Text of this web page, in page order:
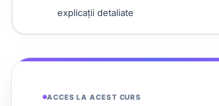
explicații detaliate
ACCES LA ACEST CURS